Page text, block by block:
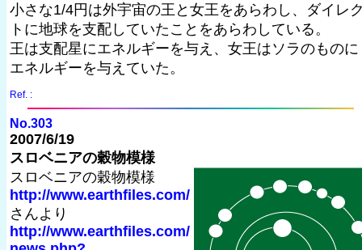
小さな1/4円は外宇宙の王と女王をあらわし、ダイレ
トに地球を支配していたことをあらわしている。
王は支配星にエネルギーを与え、女王はソラのものに
エネルギーを与えていた。
Ref. :
No.303
2007/6/19
スロベニアの穀物模様
スロベニアの穀物模様
http://www.earthfiles.com/
さんより
http://www.earthfiles.com/